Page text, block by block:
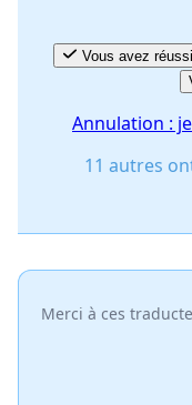
Vous avez
Annulation :
11 autres
Merci à ces